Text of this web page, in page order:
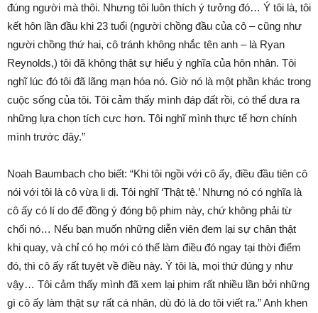
đúng người mà thôi. Nhưng tôi luôn thích ý tưởng đó… Ý tôi là, tôi
kết hôn lần đầu khi 23 tuổi (người chồng đầu của cô – cũng như
người chồng thứ hai, cô tránh không nhắc tên anh – là Ryan
Reynolds,) tôi đã không thật sự hiểu ý nghĩa của hôn nhân. Tôi
nghĩ lúc đó tôi đã lãng mạn hóa nó. Giờ nó là một phần khác trong
cuộc sống của tôi. Tôi cảm thấy mình đáp đất rồi, có thể dưa ra
những lựa chọn tích cực hơn. Tôi nghĩ mình thực tế hơn chính
mình trước đây.”
Noah Baumbach cho biết: “Khi tôi ngồi với cô ấy, điều đầu tiên cô
nói với tôi là cô vừa li dị. Tôi nghĩ ‘Thật tệ.’ Nhưng nó có nghĩa là
cô ấy có lí do để đồng ý đóng bộ phim này, chứ không phải từ
chối nó… Nếu bạn muốn những diễn viên đem lại sự chân thật
khi quay, và chỉ có họ mới có thể làm điều đó ngay tại thời điểm
đó, thì cô ấy rất tuyệt về điều này. Ý tôi là, mọi thứ đúng y như
vậy… Tôi cảm thấy mình đã xem lại phim rất nhiều lần bởi những
gì cô ấy làm thật sự rất cá nhân, dù đó là do tôi viết ra.” Anh khen